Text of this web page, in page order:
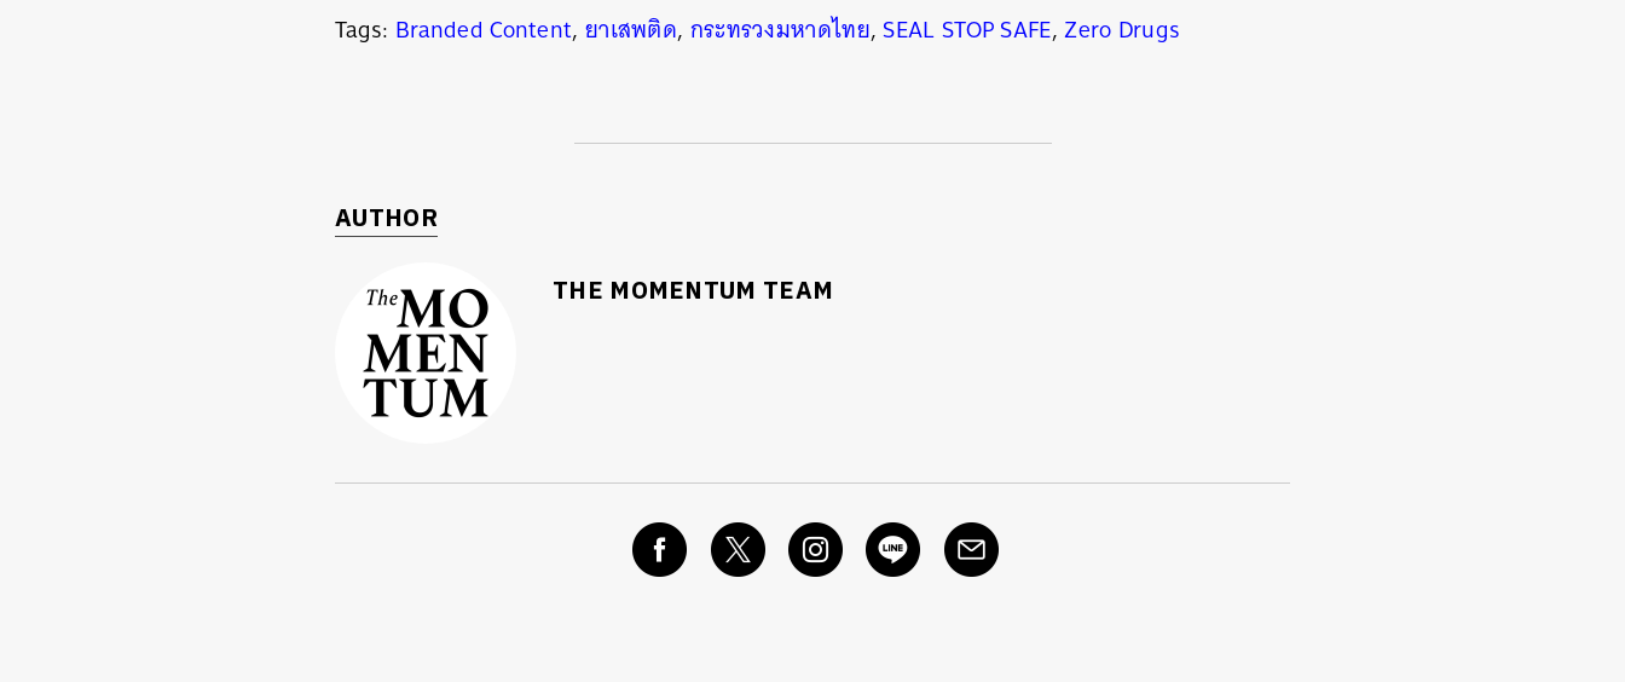
Tags: Branded Content, ยาเสพติด, กระทรวงมหาดไทย,SEAL STOP SAFE,Zero Drugs
AUTHOR
THE MOMENTUM TEAM